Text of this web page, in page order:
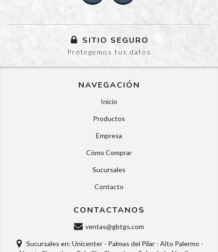
SITIO SEGURO
Protegemos tus datos
NAVEGACIÓN
Inicio
Productos
Empresa
Cómo Comprar
Sucursales
Contacto
CONTACTANOS
ventas@gbtgs.com
Sucursales en: Unicenter - Palmas del Pilar - Alto Palermo -